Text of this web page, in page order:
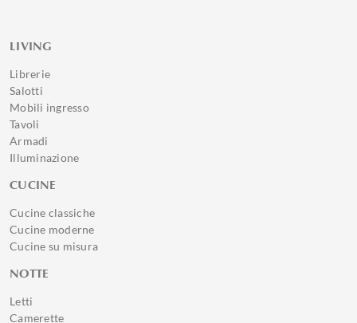
LIVING
Librerie
Salotti
Mobili ingresso
Tavoli
Armadi
Illuminazione
CUCINE
Cucine classiche
Cucine moderne
Cucine su misura
NOTTE
Letti
Camerette